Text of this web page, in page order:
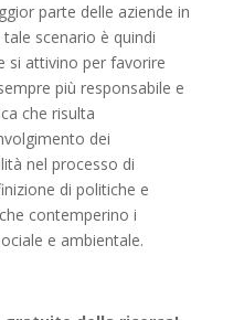
parte delle aziende in
scenario è quindi
si attivino per favorire
più responsabile e
che risulta
dei
nel processo di
di politiche e
contemperino i
e ambientale.